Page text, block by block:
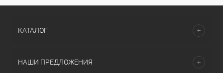
КАТАЛОГ
НАШИ ПРЕДЛОЖЕНИЯ